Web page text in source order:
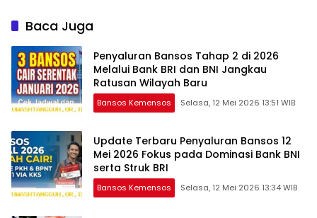
Baca Juga
Penyaluran Bansos Tahap 2 di 2026
Melalui Bank BRI dan BNI Jangkau
Ratusan Wilayah Baru
Bansos Kemensos Selasa, 12 Mei 2026 13:51 WIB
Update Terbaru Penyaluran Bansos 12
Mei 2026 Fokus pada Dominasi Bank BNI
serta Struk BRI
Bansos Kemensos Selasa, 12 Mei 2026 13:34 WIB